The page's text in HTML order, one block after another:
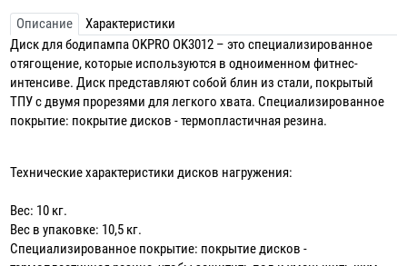
Описание
Характеристики
Диск для бодипампа OKPRO OK3012 – это специализированное
отягощение, которые используются в одноименном фитнес-
интенсиве. Диск представляют собой блин из стали, покрытый
ТПУ с двумя прорезями для легкого хвата. Специализированное
покрытие: покрытие дисков - термопластичная резина.
Технические характеристики дисков нагружения:
Вес: 10 кг.
Вес в упаковке: 10,5 кг.
Специализированное покрытие: покрытие дисков -